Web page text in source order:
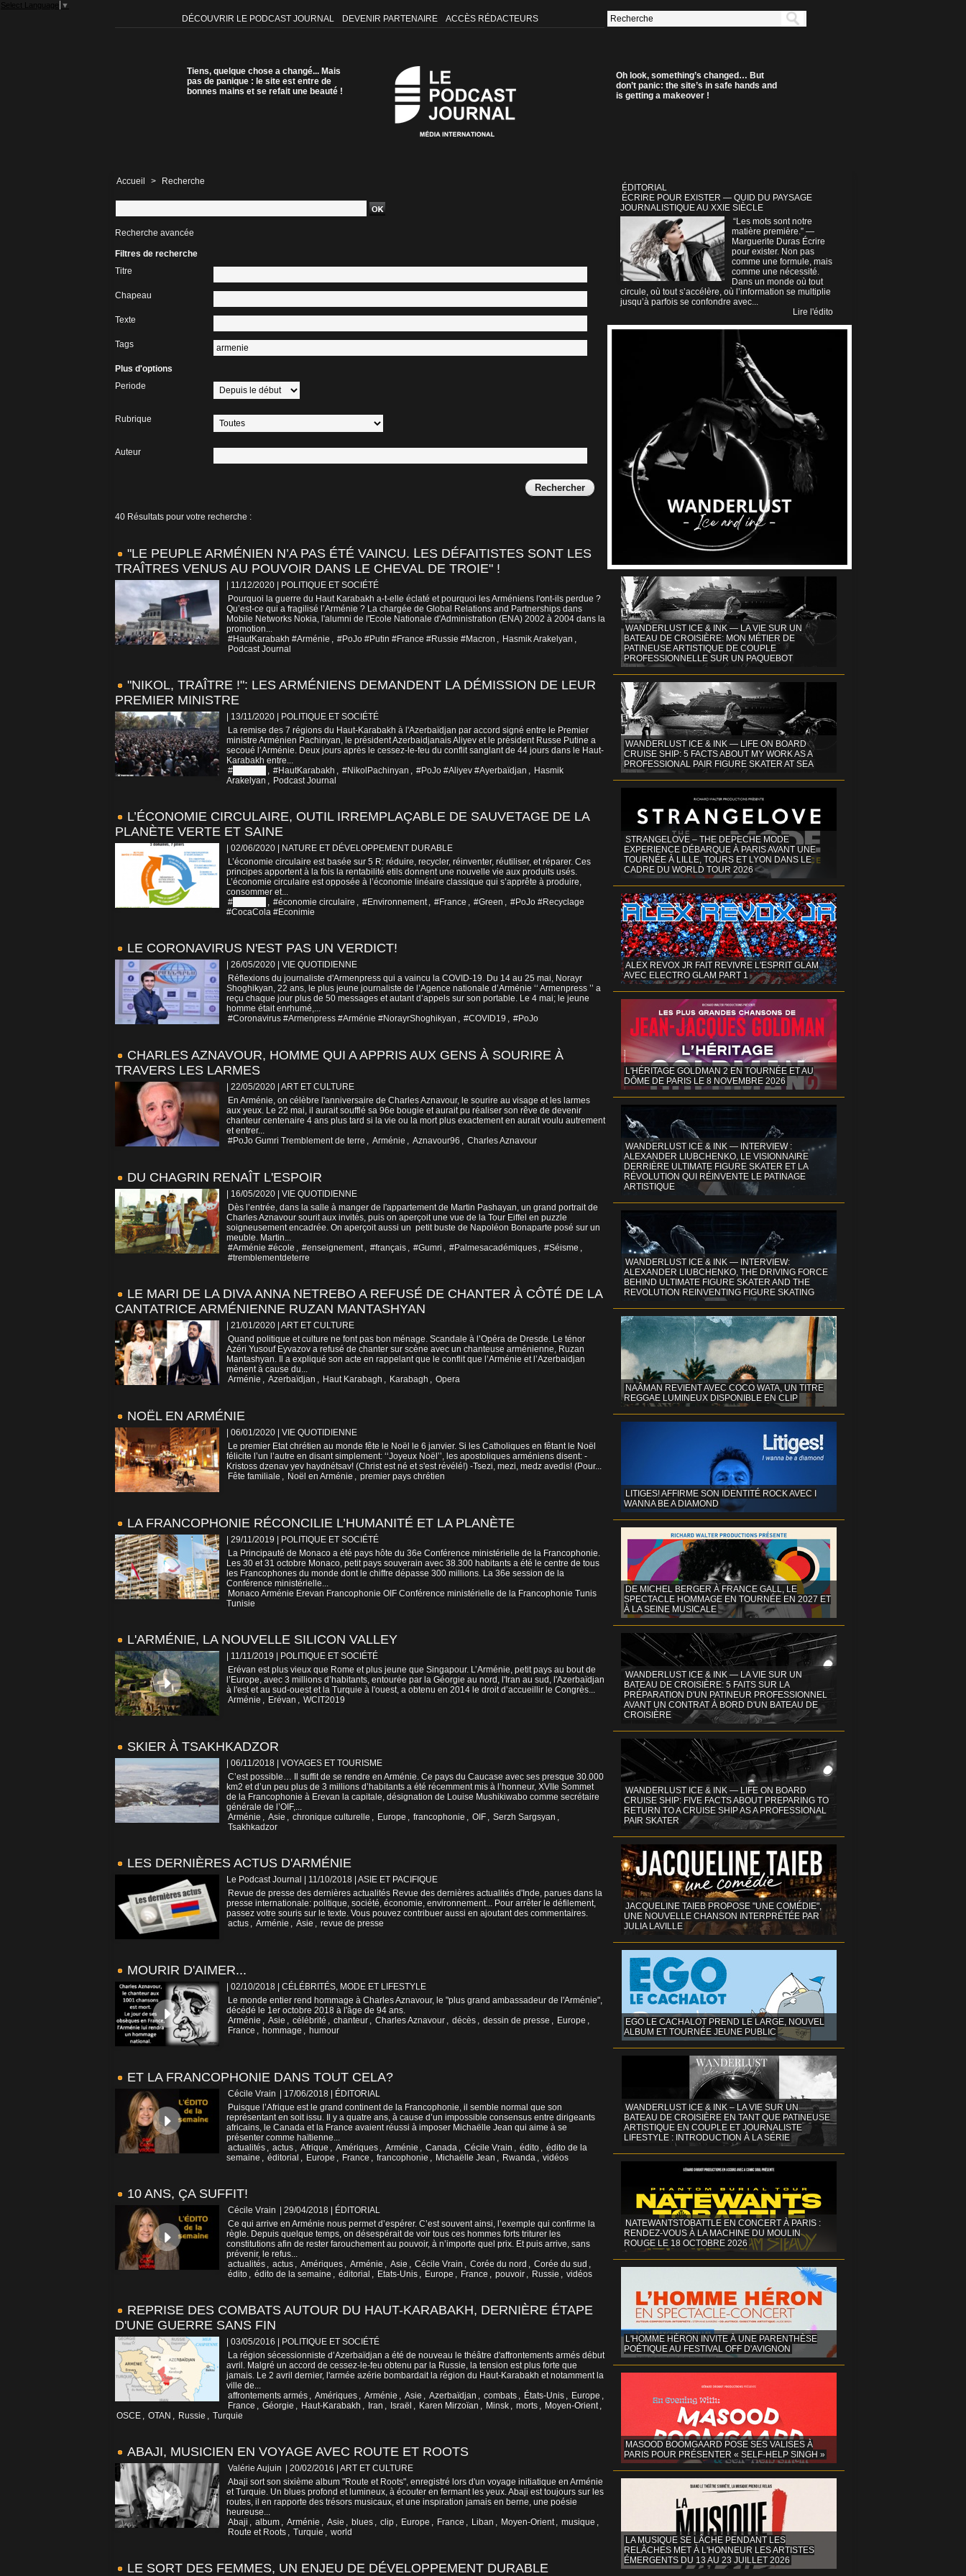
Select Language ▼
DÉCOUVRIR LE PODCAST JOURNAL DEVENIR PARTENAIRE ACCÈS RÉDACTEURS
Tiens, quelque chose a changé... Mais
pas de panique : le site est entre de
bonnes mains et se refait une beauté !
Oh look, something’s changed… But
don’t panic: the site’s in safe hands and
is getting a makeover !
Accueil > Recherche
Recherche avancée
Filtres de recherche
Titre
Chapeau
Texte
Tags
Plus d'options
Periode
Rubrique
Auteur
40 Résultats pour votre recherche :
"LE PEUPLE ARMÉNIEN N’A PAS ÉTÉ VAINCU. ԼES DÉFAITISTES SONT LES
TRAÎTRES VENUS AU POUVOIR DANS LE CHEVAL DE TROIE" !
| 11/12/2020
POLITIQUE ET SOCIÉTÉ
Pourquoi la guerre du Haut Karabakh a-t-elle éclaté et pourquoi les Arméniens l'օnt-ils perdue ?
Qu’est-ce qui a fragilisé l’Arménie ? La chargée de Global Relations and Partnerships dans
Mobile Networks Nokia, l'alumni de l'Ecole Nationale d'Administration (ENA) 2002 à 2004 dans la
promotion...
#HautKarabakh #Arménie , #PoJo #Putin #France #Russie #Macron , Hasmik Arakelyan ,
Podcast Journal
"NIKOL, TRAÎTRE !": LES ARMÉNIENS DEMANDENT LA DÉMISSION DE LEUR
PREMIER MINISTRE
| 13/11/2020
POLITIQUE ET SOCIÉTÉ
La remise des 7 régions du Haut-Karabakh à l'Azerbaïdjan par accord signé entre le Premier
ministre Arménien Pachinyan, le président Azerbaidjanais Aliyev et le président Russe Putine a
secoué l’Arménie. Deux jours après le cessez-le-feu du conflit sanglant de 44 jours dans le Haut-
Karabakh entre...
#
, #HautKarabakh , #NikolPachinyan , #PoJo #Aliyev #Ayerbaïdjan , Hasmik
Arakelyan , Podcast Journal
L’ÉCONOMIE CIRCULAIRE, OUTIL IRREMPLAÇABLE DE SAUVETAGE DE LA
PLANÈTE VERTE ET SAINE
| 02/06/2020
NATURE ET DÉVELOPPEMENT DURABLE
L’économie circulaire est basée sur 5 R: réduire, recycler, réinventer, réutiliser, et réparer. Ces
principes apportent à la fois la rentabilité etils donnent une nouvelle vie aux produits usés.
L’économie circulaire est opposée à l’économie linéaire classique qui s’apprête à produire,
consommer et...
#
, #économie circulaire , #Environnement , #France , #Green , #PoJo #Recyclage
#CocaCola #Econimie
LE CORONAVIRUS N'EST PAS UN VERDICT!
| 26/05/2020
VIE QUOTIDIENNE
Réflexions du journaliste d'Armenpress qui a vaincu la COVID-19. Du 14 au 25 mai, Norayr
Shoghikyan, 22 ans, le plus jeune journaliste de l’Agence nationale d’Arménie ‘‘ Armenpress ’’ a
reçu chaque jour plus de 50 messages et autant d’appels sur son portable. Le 4 mai; le jeune
homme était enrhumé,...
#Coronavirus #Armenpress #Arménie #NorayrShoghikyan , #COVID19 , #PoJo
CHARLES AZNAVOUR, HOMME QUI A APPRIS AUX GENS À SOURIRE À
TRAVERS LES LARMES
| 22/05/2020 ART ET CULTURE
En Arménie, on célèbre l'anniversaire de Charles Aznavour, le sourire au visage et les larmes
aux yeux. Le 22 mai, il aurait soufflé sa 96e bougie et aurait pu réaliser son rêve de devenir
chanteur centenaire 4 ans plus tard si la vie ou la mort plus exactement en aurait voulu autrement
et entrer...
#PoJo Gumri Tremblement de terre , Arménie , Aznavour96 , Charles Aznavour
DU CHAGRIN RENAÎT L'ESPOIR
| 16/05/2020
VIE QUOTIDIENNE
Dès l’entrée, dans la salle à manger de l'appartement de Martin Pashayan, un grand portrait de
Charles Aznavour sourit aux invités, puis on aperçoit une vue de la Tour Eiffel en puzzle
soigneusement encadrée. On aperçoit aussi un petit buste de Napoléon Bonaparte posé sur un
meuble. Martin...
#Arménie #école , #enseignement , #français , #Gumri , #Palmesacadémiques , #Séisme ,
#tremblementdeterre
LE MARI DE LA DIVA ANNA NETREBO A REFUSÉ DE CHANTER À CÔTÉ DE LA
CANTATRICE ARMÉNIENNE RUZAN MANTASHYAN
| 21/01/2020 ART ET CULTURE
Quand politique et culture ne font pas bon ménage. Scandale à l’Opéra de Dresde. Le ténor
Azéri Yusouf Eyvazov a refusé de chanter sur scène avec un chanteuse arménienne, Ruzan
Mantashyan. Il a expliqué son acte en rappelant que le conflit que l’Arménie et l’Azerbaidjan
mènent à cause du...
Arménie , Azerbaïdjan , Haut Karabagh , Karabagh , Opera
NOËL EN ARMÉNIE
| 06/01/2020
VIE QUOTIDIENNE
Le premier Etat chrétien au monde fête le Noël le 6 janvier. Si les Catholiques en fêtant le Noël
félicite l’un l’autre en disant simplement: ‘‘Joyeux Noël’’, les apostoliques arméniens disent: -
Kristoss dzenav yev haydnétsav! (Christ est né et s'est révélé!) -Tsezi, mezi, medz avedis! (Pour...
Fête familiale , Noël en Arménie , premier pays chrétien
LA FRANCOPHONIE RÉCONCILIE L’HUMANITÉ ET LA PLANÈTE
| 29/11/2019
POLITIQUE ET SOCIÉTÉ
La Principauté de Monaco a été pays hôte du 36e Conférence ministérielle de la Francophonie.
Les 30 et 31 octobre Monaco, petit pays souverain avec 38.300 habitants a été le centre de tous
les Francophones du monde dont le chiffre dépasse 300 millions. La 36e session de la
Conférence ministérielle...
Monaco Arménie Erevan Francophonie OIF Conférence ministérielle de la Francophonie Tunis
Tunisie
L'ARMÉNIE, LA NOUVELLE SILICON VALLEY
| 11/11/2019
POLITIQUE ET SOCIÉTÉ
Erévan est plus vieux que Rome et plus jeune que Singapour. L’Arménie, petit pays au bout de
l’Europe, avec 3 millions d’habitants, entourée par la Géorgie au nord, l'Iran au sud, l'Azerbaïdjan
à l'est et au sud-ouest et la Turquie à l'ouest, a obtenu en 2014 le droit d’accueillir le Congrès...
Arménie , Erévan , WCIT2019
SKIER À TSAKHKADZOR
| 06/11/2018
VOYAGES ET TOURISME
C’est possible… Il suffit de se rendre en Arménie. Ce pays du Caucase avec ses presque 30.000
km2 et d’un peu plus de 3 millions d’habitants a été récemment mis à l’honneur, XVIIe Sommet
de la Francophonie à Erevan la capitale, désignation de Louise Mushikiwabo comme secrétaire
générale de l’OIF,...
Arménie , Asie , chronique culturelle , Europe , francophonie , OIF , Serzh Sargsyan ,
Tsakhkadzor
LES DERNIÈRES ACTUS D'ARMÉNIE
Le Podcast Journal | 11/10/2018 ASIE ET PACIFIQUE
Revue de presse des dernières actualités Revue des dernières actualités d'Inde, parues dans la
presse internationale: politique, société, économie, environnement... Pour arrêter le défilement,
passez votre souris sur le texte. Vous pouvez contribuer aussi en ajoutant des commentaires.
actus , Arménie , Asie , revue de presse
MOURIR D'AIMER...
| 02/10/2018
CÉLÉBRITÉS, MODE ET LIFESTYLE
Le monde entier rend hommage à Charles Aznavour, le "plus grand ambassadeur de l'Arménie",
décédé le 1er octobre 2018 à l'âge de 94 ans.
Arménie , Asie , célébrité , chanteur , Charles Aznavour , décès , dessin de presse , Europe ,
France , hommage , humour
ET LA FRANCOPHONIE DANS TOUT CELA?
Cécile Vrain | 17/06/2018
ÉDITORIAL
Puisque l’Afrique est le grand continent de la Francophonie, il semble normal que son
représentant en soit issu. Il y a quatre ans, à cause d’un impossible consensus entre dirigeants
africains, le Canada et la France avaient réussi à imposer Michaëlle Jean qui aime à se
présenter comme haïtienne...
actualités , actus , Afrique , Amériques , Arménie , Canada , Cécile Vrain , édito , édito de la
semaine , éditorial , Europe , France , francophonie , Michaëlle Jean , Rwanda , vidéos
10 ANS, ÇA SUFFIT!
Cécile Vrain | 29/04/2018
ÉDITORIAL
Ce qui arrive en Arménie nous permet d’espérer. C’est souvent ainsi, l’exemple qui confirme la
règle. Depuis quelque temps, on désespérait de voir tous ces hommes forts triturer les
constitutions afin de rester farouchement au pouvoir, à n’importe quel prix. Et puis arrive, sans
prévenir, le refus...
actualités , actus , Amériques , Arménie , Asie , Cécile Vrain , Corée du nord , Corée du sud ,
édito , édito de la semaine , éditorial , Etats-Unis , Europe , France , pouvoir , Russie , vidéos
REPRISE DES COMBATS AUTOUR DU HAUT-KARABAKH, DERNIÈRE ÉTAPE
D'UNE GUERRE SANS FIN
| 03/05/2016
POLITIQUE ET SOCIÉTÉ
La région sécessionniste d’Azerbaïdjan a été de nouveau le théâtre d'affrontements armés début
avril. Malgré un accord de cessez-le-feu obtenu par la Russie, la tension est plus forte que
jamais. Le 2 avril dernier, l'armée azérie bombardait la région du Haut-Karabakh et notamment la
ville de...
affrontements armés , Amériques , Arménie , Asie , Azerbaïdjan , combats , États-Unis , Europe ,
France , Géorgie , Haut-Karabakh , Iran , Israël , Karen Mirzoïan , Minsk , morts , Moyen-Orient ,
OSCE , OTAN , Russie , Turquie
ABAJI, MUSICIEN EN VOYAGE AVEC ROUTE ET ROOTS
Valérie Aujuin | 20/02/2016
ART ET CULTURE
Abaji sort son sixième album "Route et Roots", enregistré lors d'un voyage initiatique en Arménie
et Turquie. Un blues profond et lumineux, à écouter en fermant les yeux. Abaji est toujours sur les
routes, il en rapporte des trésors musicaux, et une inspiration jamais en berne, une poésie
heureuse...
Abaji , album , Arménie , Asie , blues , clip , Europe , France , Liban , Moyen-Orient , musique ,
Route et Roots , Turquie , world
LE SORT DES FEMMES, UN ENJEU DE DÉVELOPPEMENT DURABLE
ÉDITORIAL
ÉCRIRE POUR EXISTER — QUID DU PAYSAGE
JOURNALISTIQUE AU XXIE SIÈCLE
“Les mots sont notre
matière première.” —
Marguerite Duras Écrire
pour exister. Non pas
comme une formule, mais
comme une nécessité.
Dans un monde où tout
circule, où tout s’accélère, où l’information se multiplie
jusqu’à parfois se confondre avec...
Lire l'édito
WANDERLUST ICE & INK — LA VIE SUR UN
BATEAU DE CROISIÈRE: MON MÉTIER DE
PATINEUSE ARTISTIQUE DE COUPLE
PROFESSIONNELLE SUR UN PAQUEBOT
WANDERLUST ICE & INK — LIFE ON BOARD
CRUISE SHIP: 5 FACTS ABOUT MY WORK AS A
PROFESSIONAL PAIR FIGURE SKATER AT SEA
STRANGELOVE – THE DEPECHE MODE
EXPERIENCE DÉBARQUE À PARIS AVANT UNE
TOURNÉE À LILLE, TOURS ET LYON DANS LE
CADRE DU WORLD TOUR 2026
ALEX REVOX JR FAIT REVIVRE L'ESPRIT GLAM
AVEC ELECTRO GLAM PART 1
L'HÉRITAGE GOLDMAN 2 EN TOURNÉE ET AU
DÔME DE PARIS LE 8 NOVEMBRE 2026
WANDERLUST ICE & INK — INTERVIEW :
ALEXANDER LIUBCHENKO, LE VISIONNAIRE
DERRIÈRE ULTIMATE FIGURE SKATER ET LA
RÉVOLUTION QUI RÉINVENTE LE PATINAGE
ARTISTIQUE
WANDERLUST ICE & INK — INTERVIEW:
ALEXANDER LIUBCHENKO, THE DRIVING FORCE
BEHIND ULTIMATE FIGURE SKATER AND THE
REVOLUTION REINVENTING FIGURE SKATING
NAÂMAN REVIENT AVEC COCO WATA, UN TITRE
REGGAE LUMINEUX DISPONIBLE EN CLIP
LITIGES! AFFIRME SON IDENTITÉ ROCK AVEC I
WANNA BE A DIAMOND
DE MICHEL BERGER À FRANCE GALL, LE
SPECTACLE HOMMAGE EN TOURNÉE EN 2027 ET
À LA SEINE MUSICALE
WANDERLUST ICE & INK — LA VIE SUR UN
BATEAU DE CROISIÈRE: 5 FAITS SUR LA
PRÉPARATION D'UN PATINEUR PROFESSIONNEL
AVANT UN CONTRAT À BORD D'UN BATEAU DE
CROISIÈRE
WANDERLUST ICE & INK — LIFE ON BOARD
CRUISE SHIP: FIVE FACTS ABOUT PREPARING TO
RETURN TO A CRUISE SHIP AS A PROFESSIONAL
PAIR SKATER
JACQUELINE TAIEB PROPOSE "UNE COMÉDIE",
UNE NOUVELLE CHANSON INTERPRÉTÉE PAR
JULIA LAVILLE
EGO LE CACHALOT PREND LE LARGE, NOUVEL
ALBUM ET TOURNÉE JEUNE PUBLIC
WANDERLUST ICE & INK – LA VIE SUR UN
BATEAU DE CROISIÈRE EN TANT QUE PATINEUSE
ARTISTIQUE EN COUPLE ET JOURNALISTE
LIFESTYLE : INTRODUCTION À LA SÉRIE
NATEWANTSTOBATTLE EN CONCERT À PARIS :
RENDEZ-VOUS À LA MACHINE DU MOULIN
ROUGE LE 18 OCTOBRE 2026
L'HOMME HÉRON INVITE À UNE PARENTHÈSE
POÉTIQUE AU FESTIVAL OFF D'AVIGNON
MASOOD BOOMGAARD POSE SES VALISES À
PARIS POUR PRÉSENTER « SELF-HELP SINGH »
LA MUSIQUE SE LÂCHE PENDANT LES
RELÂCHES MET À L'HONNEUR LES ARTISTES
ÉMERGENTS DU 13 AU 23 JUILLET 2026